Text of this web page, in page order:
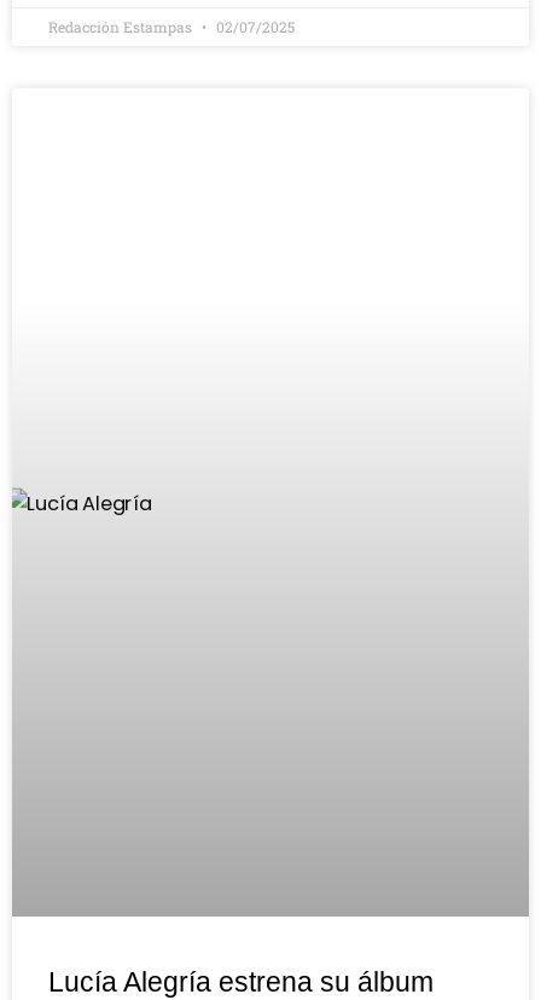
Redacción Estampas 02/07/2025
Lucía Alegría estrena su álbum